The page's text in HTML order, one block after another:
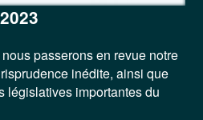
passerons en revue notre
inédite, ainsi que
législatives importantes du